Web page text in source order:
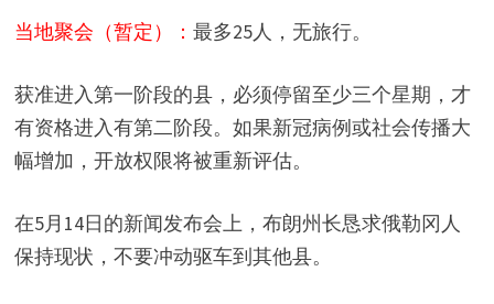
当地聚会（暂定）： 最多25人，无旅行。
获准进入第一阶段的县，必须停留至少三个星期，才
有资格进入有第二阶段。如果新冠病例或社会传播大
幅增加，开放权限将被重新评估。
在5月14日的新闻发布会上，布朗州长恳求俄勒冈人
保持现状，不要冲动驱车到其他县。